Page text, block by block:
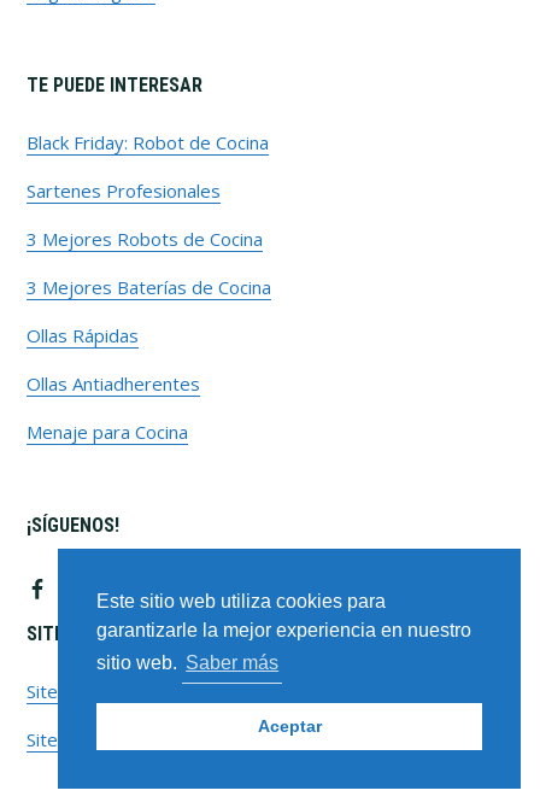
TE PUEDE INTERESAR
Black Friday: Robot de Cocina
Sartenes Profesionales
3 Mejores Robots de Cocina
3 Mejores Baterías de Cocina
Ollas Rápidas
Ollas Antiadherentes
Menaje para Cocina
¡SÍGUENOS!
SITEMAPS
Sitemap Pages
Sitemap Posts
Este sitio web utiliza cookies para
garantizarle la mejor experiencia en nuestro
sitio web. Saber más
Aceptar